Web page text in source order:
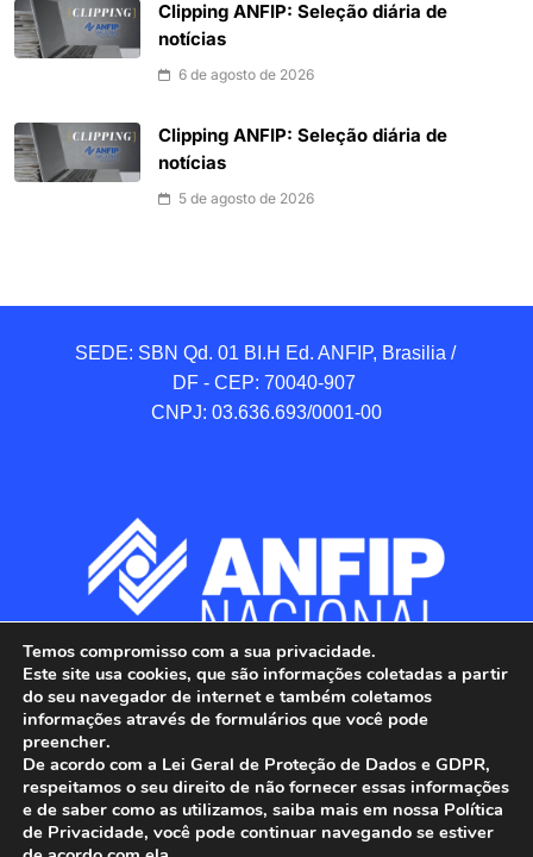
Clipping ANFIP: Seleção diária de
notícias
6 de agosto de 2026
Clipping ANFIP: Seleção diária de
notícias
5 de agosto de 2026
SEDE: SBN Qd. 01 BI.H Ed. ANFIP, Brasilia /
DF - CEP: 70040-907
CNPJ: 03.636.693/0001-00
ANFIP - Associação Nacional dos Auditores
Temos compromisso com a sua privacidade.
Este site usa cookies, que são informações coletadas a partir
do seu navegador de internet e também coletamos
informações através de formulários que você pode
preencher.
De acordo com a Lei Geral de Proteção de Dados e GDPR,
respeitamos o seu direito de não fornecer essas informações
e de saber como as utilizamos, saiba mais em nossa Política
de Privacidade, você pode continuar navegando se estiver